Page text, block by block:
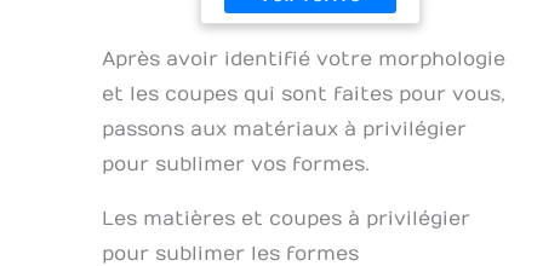
Après avoir identifié votre morphologie
et les coupes qui sont faites pour vous,
passons aux matériaux à privilégier
pour sublimer vos formes.
Les matières et coupes à privilégier
pour sublimer les formes